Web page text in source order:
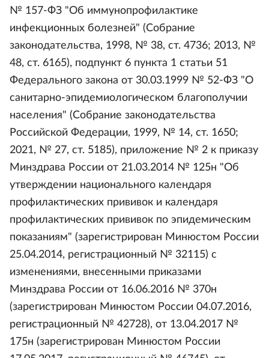
№ 157-ФЗ "Об иммунопрофилактике
инфекционных болезней" (Собрание
законодательства, 1998, № 38, ст. 4736; 2013, №
48, ст. 6165), подпункт 6 пункта 1 статьи 51
Федерального закона от 30.03.1999 № 52-ФЗ "О
санитарно-эпидемиологическом благополучии
населения" (Собрание законодательства
Российской Федерации, 1999, № 14, ст. 1650;
2021, № 27, ст. 5185), приложение № 2 к приказу
Минздрава России от 21.03.2014 № 125н "Об
утверждении национального календаря
профилактических прививок и календаря
профилактических прививок по эпидемическим
показаниям" (зарегистрирован Минюстом России
25.04.2014, регистрационный № 32115) с
изменениями, внесенными приказами
Минздрава России от 16.06.2016 № 370н
(зарегистрирован Минюстом России 04.07.2016,
регистрационный № 42728), от 13.04.2017 №
175н (зарегистрирован Минюстом России